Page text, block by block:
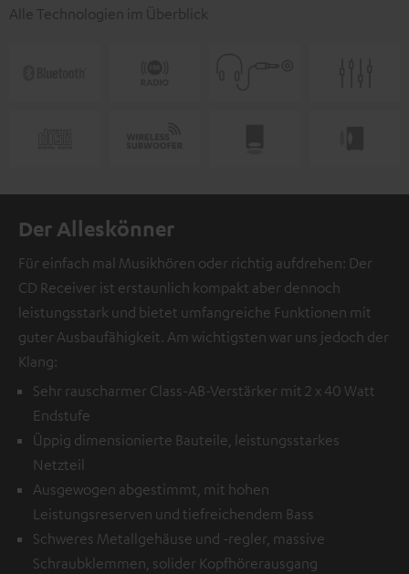
Alle Technologien im Überblick
Der Alleskönner
Für einfach mal Musikhören oder richtig aufdrehen: Der
CD Receiver ist erstaunlich kompakt aber dennoch
leistungsstark und bietet umfangreiche Funktionen mit
guter Ausbaufähigkeit. Am wichtigsten war uns jedoch der
Klang:
Sehr rauscharmer Class-AB-Verstärker mit 2 x 40 Watt
Endstufe
Üppig dimensionierte Bauteile, leistungsstarkes
Netzteil
Ausgewogen abgestimmt, mit hohen
Leistungsreserven und tiefreichendem Bass
Schweres Metallgehäuse und -regler, massive
Schraubklemmen, solider Kopfhörerausgang